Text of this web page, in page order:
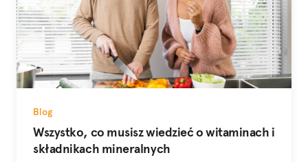
Blog
Wszystko, co musisz wiedzieć o witaminach i
składnikach mineralnych